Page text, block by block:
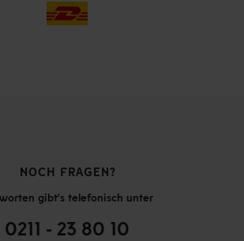
NOCH FRAGEN?
gibt's telefonisch unter
0211 - 23 80 10